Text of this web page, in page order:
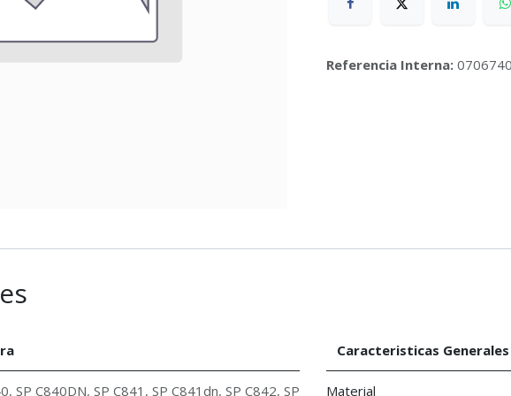
Referencia Interna:
, SP C840DN, SP C841 , SP C841dn, SP C842, SP
Caracteristicas Generales
Material